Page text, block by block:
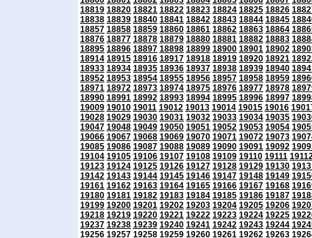
18819 18820 18821 18822 18823 18824 18825 18826
18838 18839 18840 18841 18842 18843 18844 18845
18857 18858 18859 18860 18861 18862 18863 18864
18876 18877 18878 18879 18880 18881 18882 18883
18895 18896 18897 18898 18899 18900 18901 18902
18914 18915 18916 18917 18918 18919 18920 18921
18933 18934 18935 18936 18937 18938 18939 18940
18952 18953 18954 18955 18956 18957 18958 18959
18971 18972 18973 18974 18975 18976 18977 18978
18990 18991 18992 18993 18994 18995 18996 18997
19009 19010 19011 19012 19013 19014 19015 19016
19028 19029 19030 19031 19032 19033 19034 19035
19047 19048 19049 19050 19051 19052 19053 19054
19066 19067 19068 19069 19070 19071 19072 19073
19085 19086 19087 19088 19089 19090 19091 19092
19104 19105 19106 19107 19108 19109 19110 19111
19123 19124 19125 19126 19127 19128 19129 19130
19142 19143 19144 19145 19146 19147 19148 19149
19161 19162 19163 19164 19165 19166 19167 19168
19180 19181 19182 19183 19184 19185 19186 19187
19199 19200 19201 19202 19203 19204 19205 19206
19218 19219 19220 19221 19222 19223 19224 19225
19237 19238 19239 19240 19241 19242 19243 19244
19256 19257 19258 19259 19260 19261 19262 19263